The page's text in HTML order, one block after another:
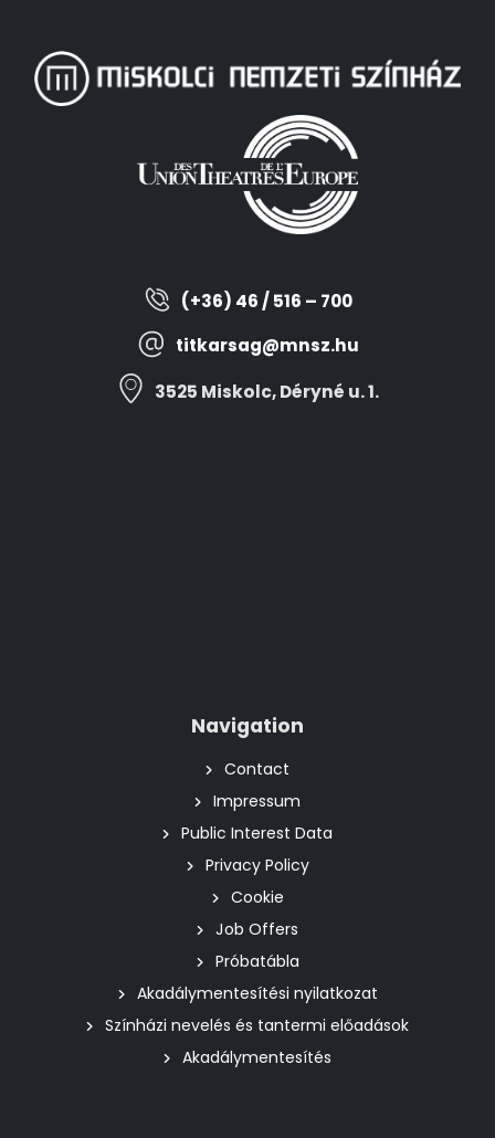
(+36) 46 / 516 – 700
titkarsag@mnsz.hu
3525 Miskolc, Déryné u. 1.
Navigation
Contact
Impressum
Public Interest Data
Privacy Policy
Cookie
Job Offers
Próbatábla
Akadálymentesítési nyilatkozat
Színházi nevelés és tantermi előadások
Akadálymentesítés